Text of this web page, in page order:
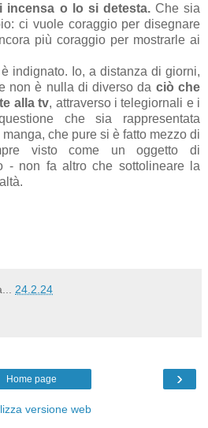
incensa o lo si detesta. Che sia
ci vuole coraggio per disegnare
più coraggio per mostrarle ai
indignato. Io, a distanza di giorni,
non è nulla di diverso da ciò che
alla tv, attraverso i telegiornali e i
che sia rappresentata
che pure si è fatto mezzo di
visto come un oggetto di
- non fa altro che sottolineare la
24.2.24
›
Home page
versione web